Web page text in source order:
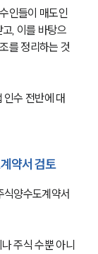
인들이 매도인
, 이를 바탕으
를 정리하는 것
인수 전반에 대
약서 검토
식양수도계약서
주식 수뿐 아니